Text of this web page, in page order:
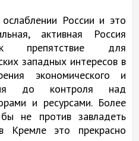
России и это
активная Россия
препятствие для
западных интересов в
экономического и
до контроля над
и ресурсами. Более
не против завладеть
Кремле это прекрасно